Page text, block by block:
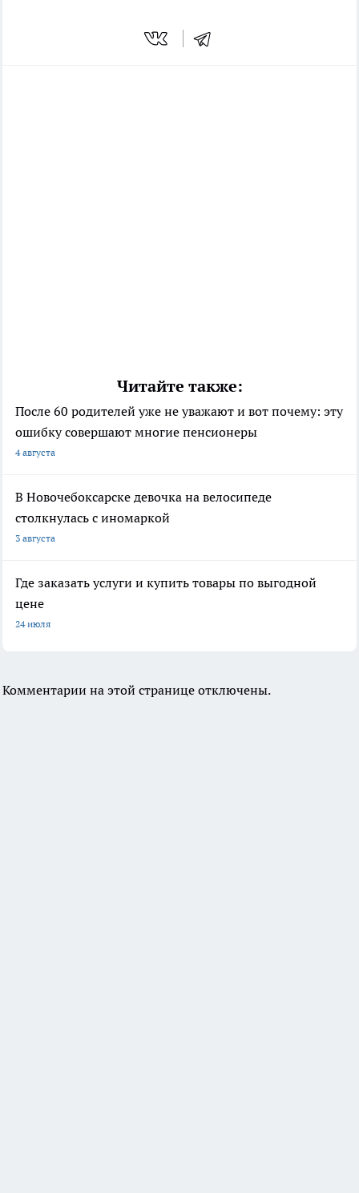
Читайте также:
После 60 родителей уже не уважают и вот почему: эту
ошибку совершают многие пенсионеры
4 августа
В Новочебоксарске девочка на велосипеде
столкнулась с иномаркой
3 августа
Где заказать услуги и купить товары по выгодной
цене
24 июля
Комментарии на этой странице отключены.